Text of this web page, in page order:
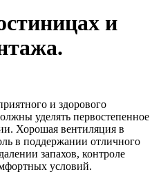
и
и здорового
уделять первостепенное
Хорошая вентиляция в
в поддержании отличного
запахов, контроле
условий.